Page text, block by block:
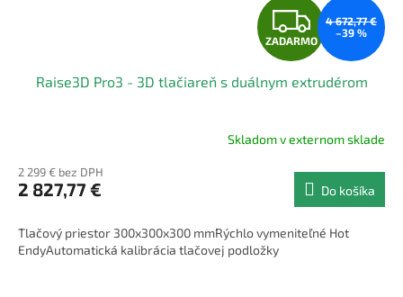
Z
A
D
A
R
M
O
ZADARMO
4 672,77 €
–39 %
Raise3D Pro3 - 3D tlačiareň s duálnym extrudérom
Skladom v externom sklade
2 299 € bez DPH
2 827,77 € Do košíka
Tlačový priestor 300x300x300 mmRýchlo vymeniteľné Hot
EndyAutomatická kalibrácia tlačovej podložky